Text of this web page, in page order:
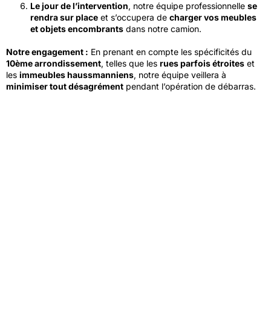
Le jour de l’intervention, notre équipe professionnelle se
rendra sur place et s’occupera de charger vos meubles
et objets encombrants dans notre camion.
Notre engagement : En prenant en compte les spécificités du
10ème arrondissement, telles que les rues parfois étroites et
les immeubles haussmanniens, notre équipe veillera à
minimiser tout désagrément pendant l’opération de débarras.